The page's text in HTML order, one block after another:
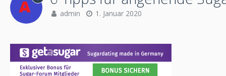
admin 1. Januar 2020